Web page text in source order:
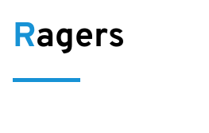
Ragers